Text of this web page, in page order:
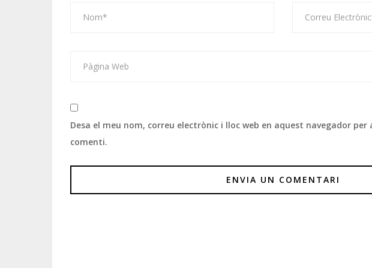
Desa el meu nom, correu electrònic i lloc web en aquest navegador
comenti.